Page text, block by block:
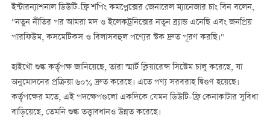
ইন্টারন্যাশনাল ডিউটি-ফ্রি শপিং কমপ্লেক্সের জেনারেল ম্যানেজার চাং বিন বলেন,
"নতুন নীতির পর আমরা মদ ও ইলেকট্রনিক্সের নতুন ব্র্যান্ড এনেছি এবং জনপ্রিয়
পারফিউম, কসমেটিকস ও বিলাসবহুল পণ্যের স্টক দ্রুত পূরণ করছি।"
হাইখৌ শুল্ক কর্তৃপক্ষ জানিয়েছে, তারা স্মার্ট ক্লিয়ারেন্স সিস্টেম চালু করেছে, যা
অনুমোদনের প্রক্রিয়া ৬০% দ্রুত করেছে। এতে পণ্য সরবরাহ দ্বিগুণ হয়েছে।
কর্তৃপক্ষের মতে, এই পদক্ষেপগুলো একদিকে যেমন ডিউটি-ফ্রি কেনাকাটার সুবিধা
বাড়িয়েছে, তেমনি শুল্ক তত্ত্বাবধানও উন্নত করেছে।